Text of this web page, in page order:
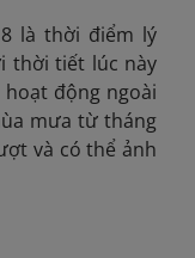
là thời điểm lý
thời tiết lúc này
động ngoài
mưa từ tháng
và có thể ảnh